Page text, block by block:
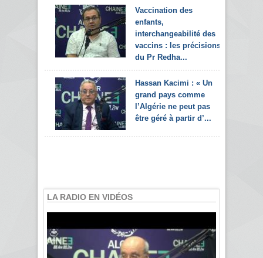
Vaccination des
enfants,
interchangeabilité des
vaccins : les précisions
du Pr Redha...
Hassan Kacimi : « Un
grand pays comme
l’Algérie ne peut pas
être géré à partir d’...
LA RADIO EN VIDÉOS